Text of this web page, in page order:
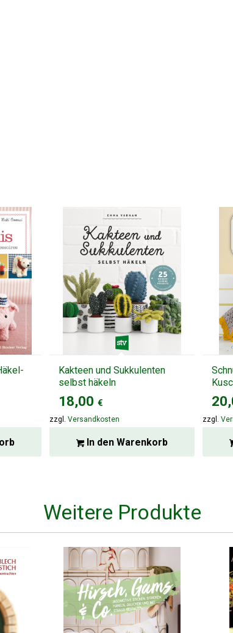
Kakteen und Sukkulenten
selbst häkeln
18,00 €
zzgl. Versandkosten
In den Warenkorb
zzgl.
Weitere Produkte